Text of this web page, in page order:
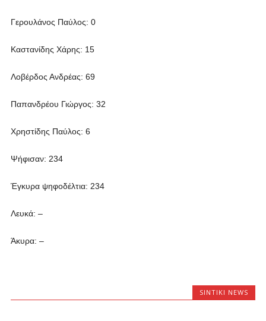
Γερουλάνος Παύλος: 0
Καστανίδης Χάρης: 15
Λοβέρδος Ανδρέας: 69
Παπανδρέου Γιώργος: 32
Χρηστίδης Παύλος: 6
Ψήφισαν: 234
Έγκυρα ψηφοδέλτια: 234
Λευκά: –
Άκυρα: –
SINTIKI NEWS